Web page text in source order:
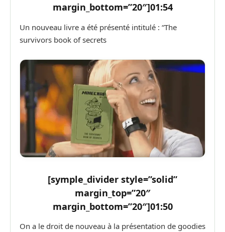
margin_bottom=”20″]01:54
Un nouveau livre a été présenté intitulé : “The
survivors book of secrets
[symple_divider style=”solid”
margin_top=”20″
margin_bottom=”20″]01:50
On a le droit de nouveau à la présentation de goodies